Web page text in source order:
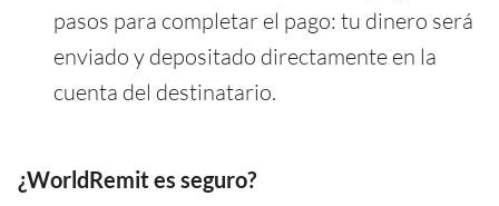
pasos para completar el pago: tu dinero será
enviado y depositado directamente en la
cuenta del destinatario.
¿WorldRemit es seguro?